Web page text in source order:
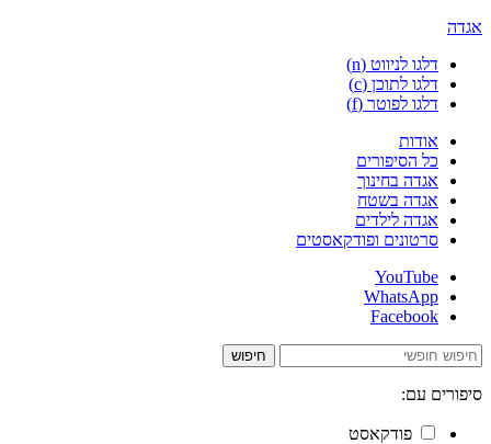
אגדה
דלגו לניווט (n)
דלגו לתוכן (c)
דלגו לפוטר (f)
אודות
כל הסיפורים
אגדה בחינוך
אגדה בשטח
אגדה לילדים
סרטונים ופודקאסטים
YouTube
WhatsApp
Facebook
חיפוש
סיפורים עם:
פודקאסט